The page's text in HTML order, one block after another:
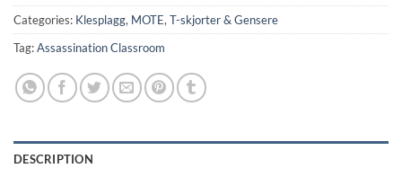
Categories: Klesplagg, MOTE, T-skjorter & Gensere
Tag:Assassination Classroom
DESCRIPTION